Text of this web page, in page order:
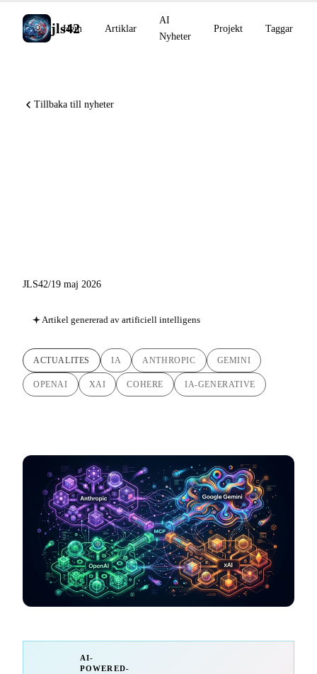
jls42
Hem Artiklar
AI
Nyheter
Projekt Taggar
Tillbaka till nyheter
JLS42/19 maj 2026
Artikel genererad av artificiell intelligens
ACTUALITES IA ANTHROPIC GEMINI
OPENAI XAI COHERE IA-GENERATIVE
AI-
POWERED-